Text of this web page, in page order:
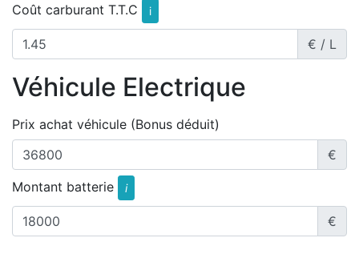
Coût carburant T.T.C
i
€ / L
Véhicule Electrique
Prix achat véhicule (Bonus déduit)
€
Montant batterie
i
€